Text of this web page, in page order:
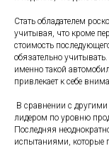
Стать обладателем
учитывая, что кроме
стоимость
обязательно
именно такой
привлекает к себе
В сравнении с
лидером по уровню
Последняя
испытаниями, которые